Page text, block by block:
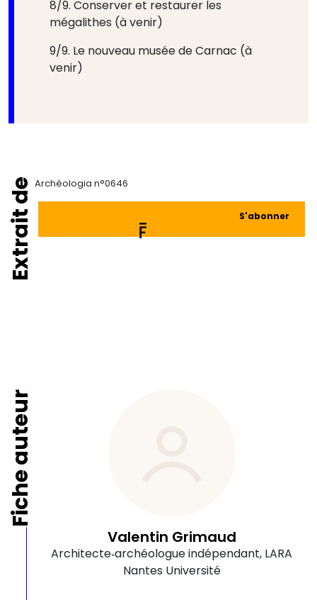
8/9. Conserver et restaurer les
mégalithes (à venir)
9/9. Le nouveau musée de Carnac (à
venir)
Extrait de Archéologia n°0646
S'abonner
Fiche auteur
Valentin Grimaud
Architecte‑archéologue indépendant, LARA
Nantes Université